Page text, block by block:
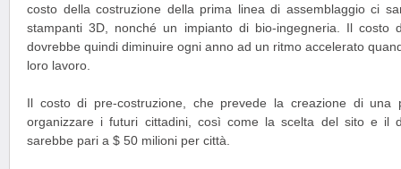
costo della costruzione della prima linea di assemblaggio ci
stampanti 3D, nonché un impianto di bio-ingegneria. Il costo
dovrebbe quindi diminuire ogni anno ad un ritmo accelerato
loro lavoro.
Il costo di pre-costruzione, che prevede la creazione di una
organizzare i futuri cittadini, così come la scelta del sito e il
sarebbe pari a $ 50 milioni per città.